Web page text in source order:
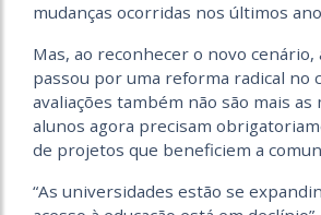
mudanças ocorridas nos últimos
Mas, ao reconhecer o novo cenário,
passou por uma reforma radical no
avaliações também não são mais as
alunos agora precisam
de projetos que beneficiem a
“As universidades estão se